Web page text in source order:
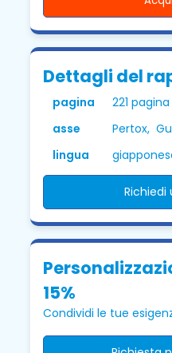
Dettagli del
pagina
221 pagina
asse
Pertox,
lingua
Richiedi
15%
Condividi le tue